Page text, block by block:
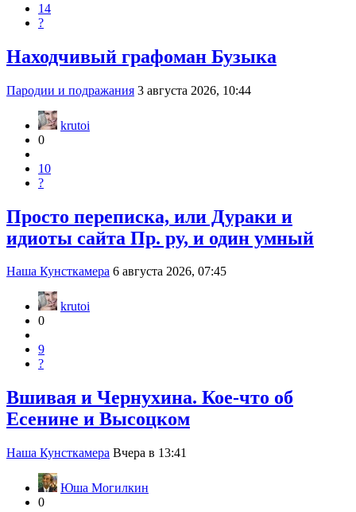
14
?
Находчивый графоман Бузыка
Пародии и подражания 3 августа 2026, 10:44
krutoi
0
10
?
Просто переписка, или Дураки и
идиоты сайта Пр. ру, и один умный
Наша Кунсткамера 6 августа 2026, 07:45
krutoi
0
9
?
Вшивая и Чернухина. Кое-что об
Есенине и Высоцком
Наша Кунсткамера Вчера в 13:41
Юша Могилкин
0